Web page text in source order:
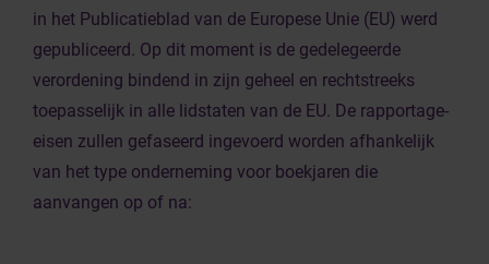
in het Publicatieblad van de Europese Unie (EU) werd
gepubliceerd. Op dit moment is de gedelegeerde
verordening bindend in zijn geheel en rechtstreeks
toepasselijk in alle lidstaten van de EU. De rapportage-
eisen zullen gefaseerd ingevoerd worden afhankelijk
van het type onderneming voor boekjaren die
aanvangen op of na: